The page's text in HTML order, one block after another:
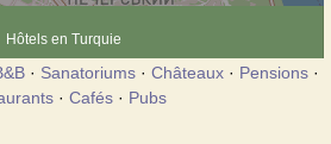
Hôtels en Turquie
· Sanatoriums · Châteaux · Pensions ·
· Cafés · Pubs